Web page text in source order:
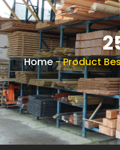
Home-Product